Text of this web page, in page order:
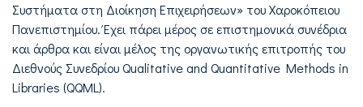
Συστήματα στη Διοίκηση Επιχειρήσεων» του Χαροκόπειου
Πανεπιστημίου. Έχει πάρει μέρος σε επιστημονικά συνέδρια
και άρθρα και είναι μέλος της οργανωτικής επιτροπής του
Διεθνούς Συνεδρίου Qualitative and Quantitative Methods in
Libraries (QQML).